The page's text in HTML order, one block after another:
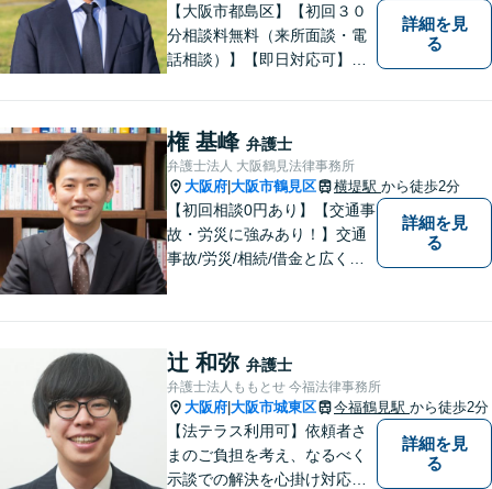
【大阪市都島区】【初回３０
分相談料無料（来所面談・電
話相談）】【即日対応可】
【高倉町三丁目バス停徒歩１
分】【当日・夜間・休日相談
可】刑事事件/相続問題/離婚問
題など経験と知識をもとに、
依頼者様の不安を解消し、問
題解決へ導きます
詳細を見
る
権 基峰 弁護士
弁護士法人 大阪鶴見法律事務所
大阪府 大阪市鶴見区 横堤駅 から徒歩2分
【初回相談0円あり】【交通事
故・労災に強みあり！】交通
事故/労災/相続/借金と広く法
にご相談ください。【労災事
故：9年前の事故でも数千万円
の賠償を獲得】
詳細を見
る
辻 和弥 弁護士
弁護士法人ももとせ 今福法律事務所
大阪府 大阪市城東区 今福鶴見駅 から徒歩2分
【法テラス利用可】依頼者さ
まのご負担を考え、なるべく
示談での解決を心掛け対応い
詳細を見
る